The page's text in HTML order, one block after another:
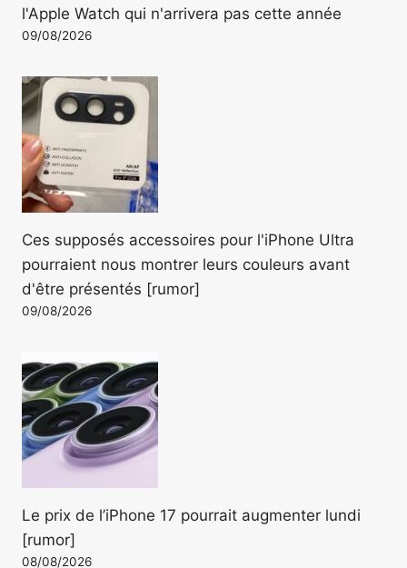
l'Apple Watch qui n'arrivera pas cette année
09/08/2026
Ces supposés accessoires pour l'iPhone Ultra
pourraient nous montrer leurs couleurs avant
d'être présentés [rumor]
09/08/2026
Le prix de l’iPhone 17 pourrait augmenter lundi
[rumor]
08/08/2026